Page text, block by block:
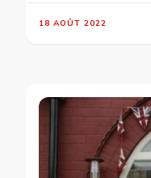
18 AOÛT 2022